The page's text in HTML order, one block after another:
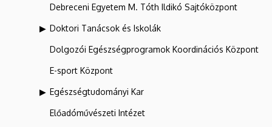
Debreceni Egyetem M. Tóth Ildikó Sajtóközpont
Doktori Tanácsok és Iskolák
Dolgozói Egészségprogramok Koordinációs Központ
E-sport Központ
Egészségtudományi Kar
Előadóművészeti Intézet